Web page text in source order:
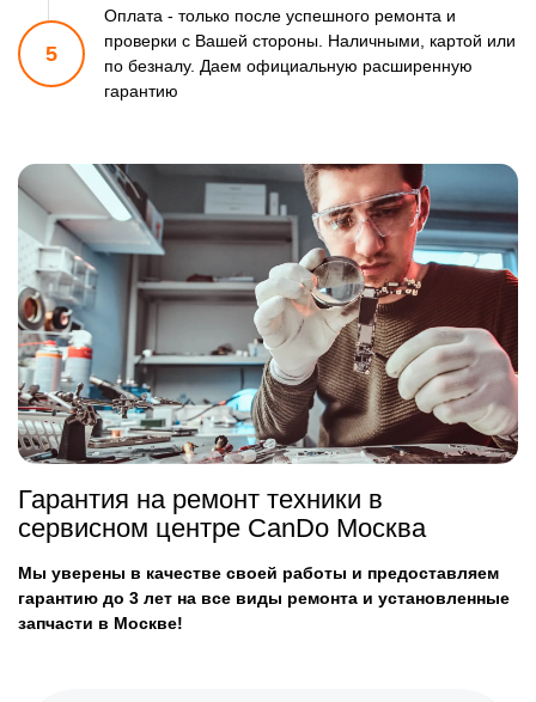
5
Оплата - только после успешного ремонта и
проверки с Вашей стороны. Наличными, картой или
по безналу. Даем официальную расширенную
гарантию
Гарантия на ремонт техники в
сервисном центре CanDo Москва
Мы уверены в качестве своей работы и предоставляем
гарантию до 3 лет на все виды ремонта и установленные
запчасти в Москве!